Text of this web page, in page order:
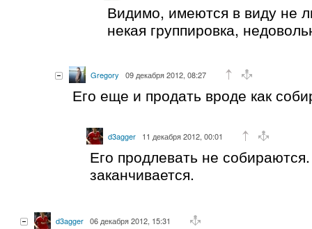
Видимо, имеются в виду не
некая группировка,
Gregory 09 декабря 2012, 08:27
Его еще и продать вроде как
d3agger 11 декабря 2012, 00:01
Его продлевать не
заканчивается.
d3agger 06 декабря 2012, 15:31